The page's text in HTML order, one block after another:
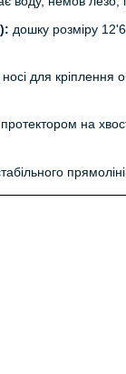
дошку розміру
для кріплення
на